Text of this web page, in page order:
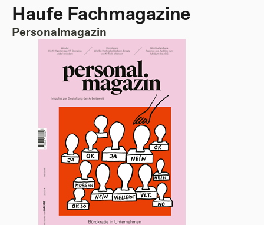
Haufe Fachmagazine
Personalmagazin